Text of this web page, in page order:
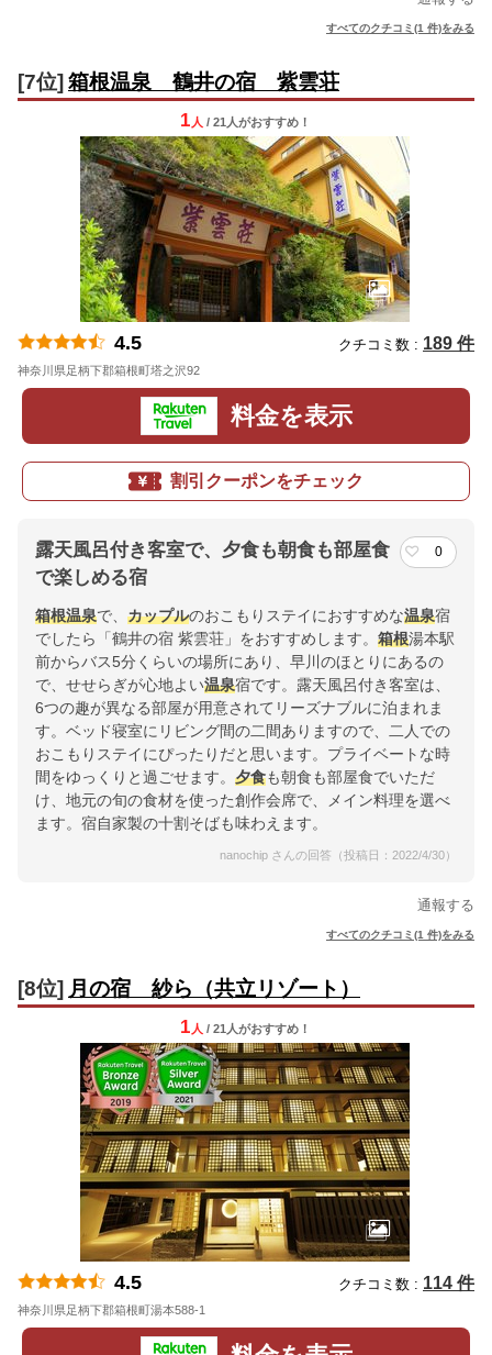
すべてのクチコミ(1 件)をみる
[7位] 箱根温泉 鶴井の宿 紫雲荘
1 人 / 21人がおすすめ！
4.5 クチコミ数 : 189 件
神奈川県足柄下郡箱根町塔之沢92
料金を表示
割引クーポンをチェック
露天風呂付き客室で、夕食も朝食も部屋食
で楽しめる宿
0
箱根温泉で、 カップルのおこもりステイにおすすめな温泉宿
でしたら「鶴井の宿 紫雲荘」をおすすめします。 箱根湯本駅
前からバス5分くらいの場所にあり、早川のほとりにあるの
で、せせらぎが心地よい温泉宿です。露天風呂付き客室は、
6つの趣が異なる部屋が用意されてリーズナブルに泊まれま
す。ベッド寝室にリビング間の二間ありますので、二人での
おこもりステイにぴったりだと思います。プライベートな時
間をゆっくりと過ごせます。 夕食も朝食も部屋食でいただ
け、地元の旬の食材を使った創作会席で、メイン料理を選べ
ます。宿自家製の十割そばも味わえます。
nanochip さんの回答（投稿日：2022/4/30）
通報する
すべてのクチコミ(1 件)をみる
[8位] 月の宿 紗ら（共立リゾート）
1 人 / 21人がおすすめ！
4.5 クチコミ数 : 114 件
神奈川県足柄下郡箱根町湯本588-1